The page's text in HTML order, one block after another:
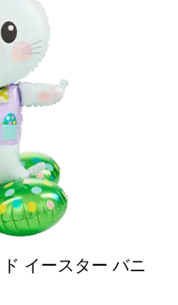
イースター バニ